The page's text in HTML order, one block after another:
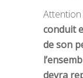
Attention :
conduit
de son
devra